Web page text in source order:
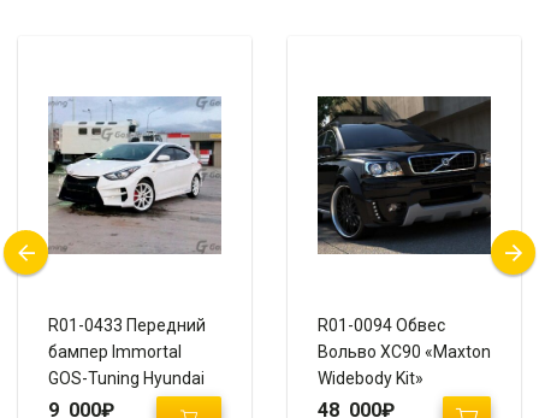
R01-0433 Передний
бампер Immortal
GOS-Tuning Hyundai
Elantra Avante MD
9 000₽
R01-0094 Обвес
Вольво ХС90 «Maxton
Widebody Kit»
48 000₽